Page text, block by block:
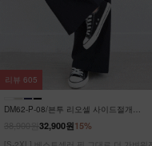
DM62-P-08/븐투 리오셀 사이드절개팬
15%
32,900원
리뷰 605